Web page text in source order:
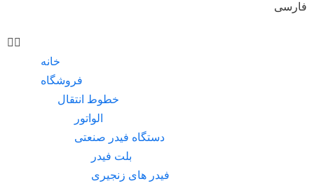
فارسی
خانه
فروشگاه
خطوط انتقال
الواتور
دستگاه فیدر صنعتی
بلت فیدر
فیدر های زنجیری